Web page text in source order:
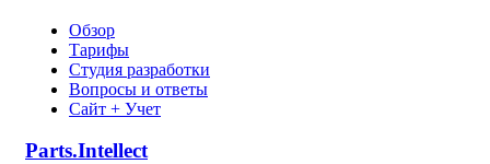
Обзор
Тарифы
Студия разработки
Вопросы и ответы
Сайт + Учет
Parts.Intellect